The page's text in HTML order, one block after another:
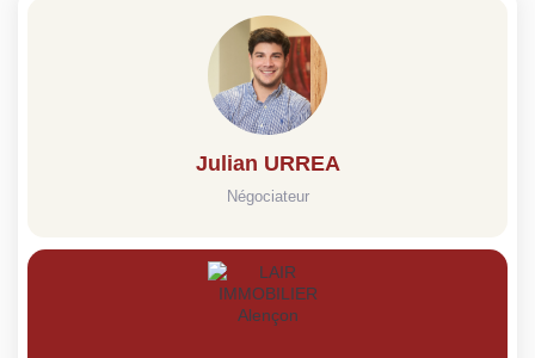
Julian URREA
Négociateur